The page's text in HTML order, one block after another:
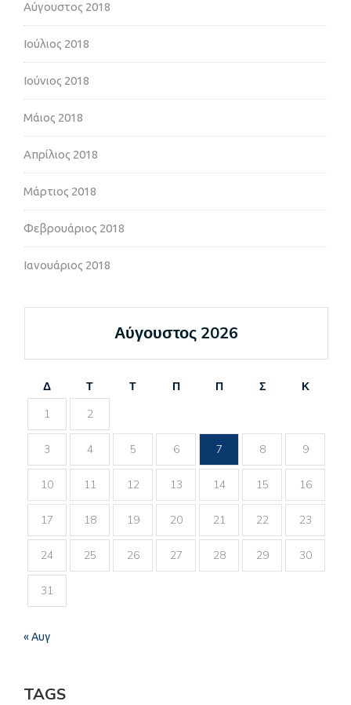
Αύγουστος 2018
Ιούλιος 2018
Ιούνιος 2018
Μάιος 2018
Απρίλιος 2018
Μάρτιος 2018
Φεβρουάριος 2018
Ιανουάριος 2018
Αύγουστος 2026
Δ Τ Τ Π Π Σ
Κ
1
2
3 4 5 6 7 8 9
10 11 12 13 14 15 16
17 18 19 20 21 22 23
24 25 26 27 28 29 30
31
« Αυγ
TAGS